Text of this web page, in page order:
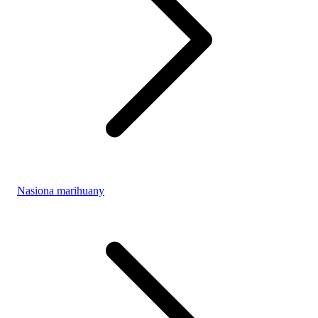
Nasiona marihuany